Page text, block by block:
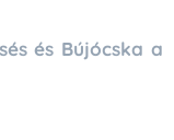
és Bújócska a